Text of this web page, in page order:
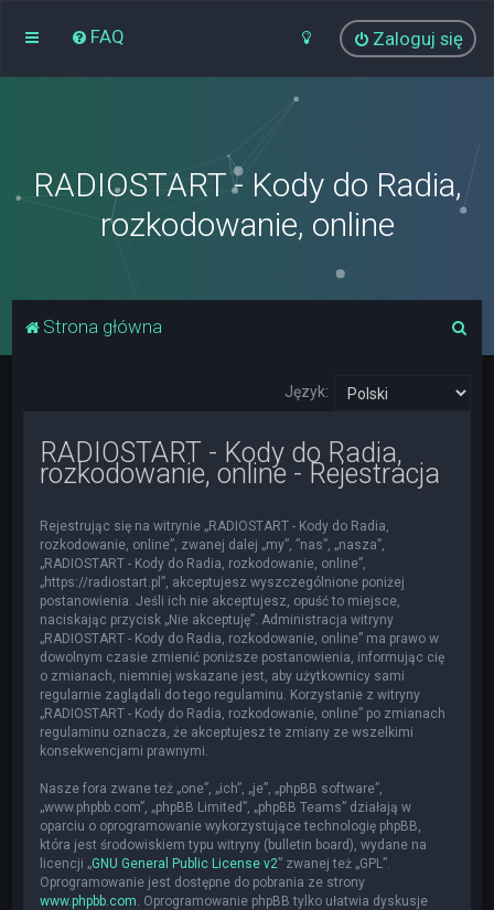
FAQ Zaloguj się
RADIOSTART - Kody do Radia,
rozkodowanie, online
Strona główna
Język:
RADIOSTART - Kody do Radia,
rozkodowanie, online - Rejestracja
Rejestrując się na witrynie „RADIOSTART - Kody do Radia,
rozkodowanie, online”, zwanej dalej „my”, ”nas”, „nasza”,
„RADIOSTART - Kody do Radia, rozkodowanie, online”,
„https://radiostart.pl”, akceptujesz wyszczególnione poniżej
postanowienia. Jeśli ich nie akceptujesz, opuść to miejsce,
naciskając przycisk „Nie akceptuję”. Administracja witryny
„RADIOSTART - Kody do Radia, rozkodowanie, online” ma prawo w
dowolnym czasie zmienić poniższe postanowienia, informując cię
o zmianach, niemniej wskazane jest, aby użytkownicy sami
regularnie zaglądali do tego regulaminu. Korzystanie z witryny
„RADIOSTART - Kody do Radia, rozkodowanie, online” po zmianach
regulaminu oznacza, że akceptujesz te zmiany ze wszelkimi
konsekwencjami prawnymi.
Nasze fora zwane też „one”, „ich”, „je”, „phpBB software”,
„www.phpbb.com”, „phpBB Limited”, „phpBB Teams” działają w
oparciu o oprogramowanie wykorzystujące technologię phpBB,
która jest środowiskiem typu witryny (bulletin board), wydane na
licencji „GNU General Public License v2” zwanej też „GPL”.
Oprogramowanie jest dostępne do pobrania ze strony
www.phpbb.com . Oprogramowanie phpBB tylko ułatwia dyskusje